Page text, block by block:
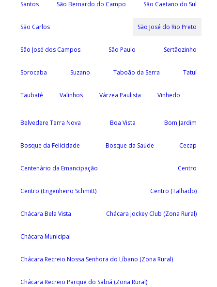
Santos São Bernardo do Campo São Caetano do Sul
São Carlos São José do Rio Preto
São José dos Campos São Paulo Sertãozinho
Sorocaba Suzano Taboão da Serra Tatuí
Taubaté Valinhos Várzea Paulista Vinhedo
Belvedere Terra Nova Boa Vista Bom Jardim
Bosque da Felicidade Bosque da Saúde Cecap
Centenário da Emancipação Centro
Centro (Engenheiro Schmitt) Centro (Talhado)
Chácara Bela Vista Chácara Jockey Club (Zona Rural)
Chácara Municipal
Chácara Recreio Nossa Senhora do Líbano (Zona Rural)
Chácara Recreio Parque do Sabiá (Zona Rural)